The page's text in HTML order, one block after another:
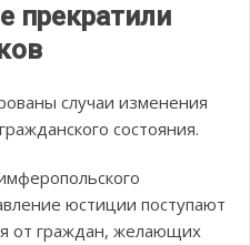
прекратили
случаи изменения
состояния.
юстиции поступают
от граждан, желающих